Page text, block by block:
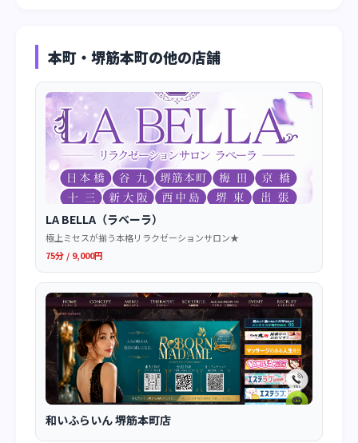
本町・堺筋本町の他の店舗
LA BELLA（ラベーラ）
極上ミセスが揃う本格リラクゼーションサロン★
75分 / 9,000円
和いふらいん 堺筋本町店